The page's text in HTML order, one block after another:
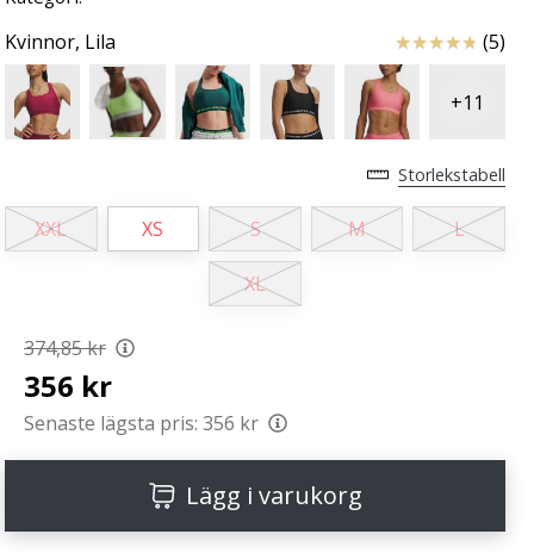
Kvinnor, Lila Recensioner
(5)
+11
Storlekstabell
XXL XS S M L
XL
374,85 kr
356 kr
Senaste lägsta pris: 356 kr
Lägg i varukorg